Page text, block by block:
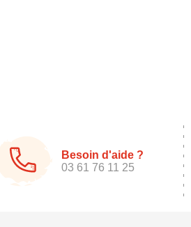
Besoin d'aide ?
03 61 76 11 25